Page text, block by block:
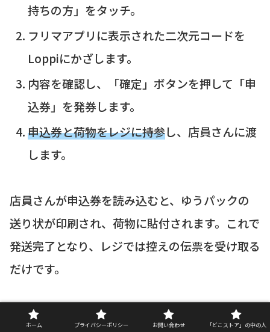
持ちの方」をタッチ。
フリマアプリに表示された二次元コードを
Loppiにかざします。
内容を確認し、「確定」ボタンを押して「申
込券」を発券します。
申込券と荷物をレジに持参し、店員さんに渡
します。
店員さんが申込券を読み込むと、ゆうパックの
送り状が印刷され、荷物に貼付されます。これで
発送完了となり、レジでは控えの伝票を受け取る
だけです。
このe発送サービスは、荷物の大きさによって
ホーム プライバシーポリシー お問い合わせ 「どこストア」の中の人